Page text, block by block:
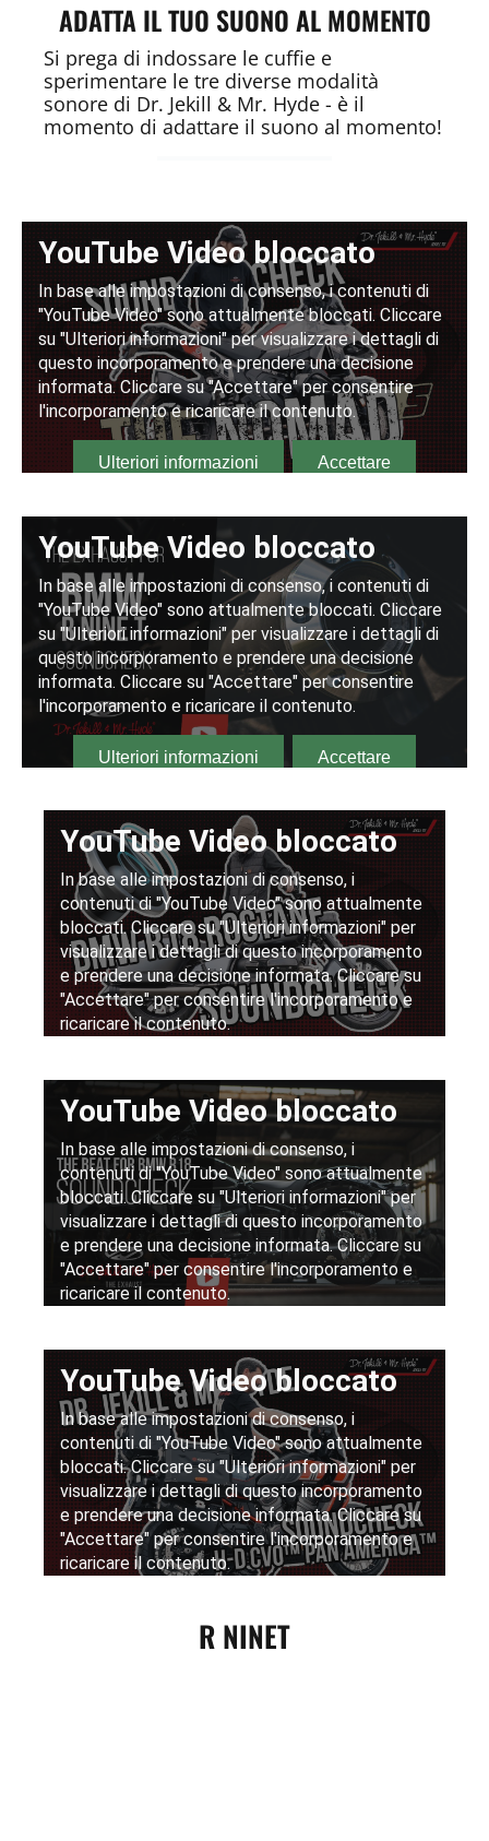
ADATTA IL TUO SUONO AL MOMENTO
Si prega di indossare le cuffie e
sperimentare le tre diverse modalità
sonore di Dr. Jekill & Mr. Hyde - è il
momento di adattare il suono al momento!
R NINET